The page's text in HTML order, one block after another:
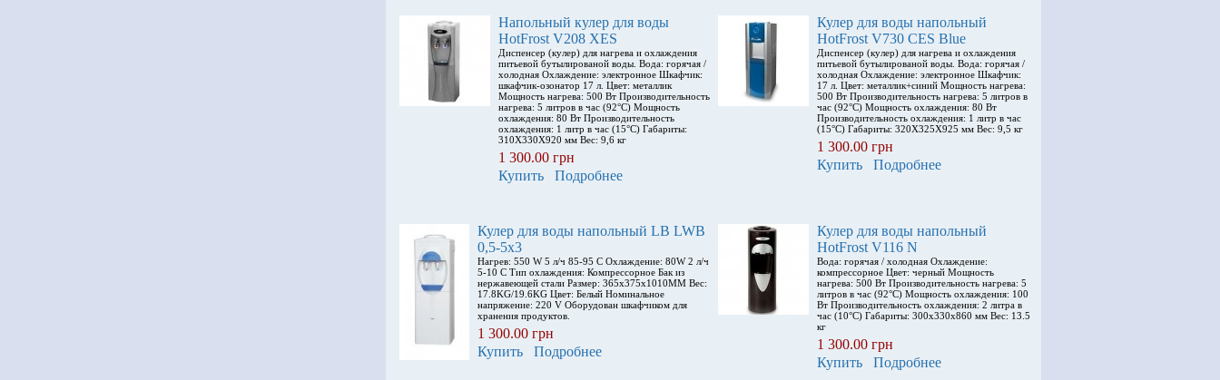
Напольный кулер для воды
HotFrost V208 XES
Диспенсер (кулер) для нагрева и охлаждения
питьевой бутылированой воды. Вода: горячая /
холодная Охлаждение: электронное Шкафчик:
шкафчик-озонатор 17 л. Цвет: металлик
Мощность нагрева: 500 Вт Производительность
нагрева: 5 литров в час (92°С) Мощность
охлаждения: 80 Вт Производительность
охлаждения: 1 литр в час (15°С) Габариты:
310X330X920 мм Вес: 9,6 кг
1 300.00 грн
Купить
Подробнее
Кулер для воды напольный
HotFrost V730 CES Blue
Диспенсер (кулер) для нагрева и охлаждения
питьевой бутылированой воды. Вода: горячая /
холодная Охлаждение: электронное Шкафчик:
17 л. Цвет: металлик+синий Мощность нагрева:
500 Вт Производительность нагрева: 5 литров в
час (92°С) Мощность охлаждения: 80 Вт
Производительность охлаждения: 1 литр в час
(15°С) Габариты: 320X325X925 мм Вес: 9,5 кг
1 300.00 грн
Купить
Подробнее
Кулер для воды напольный LB LWB
0,5-5x3
Нагрев: 550 W 5 л/ч 85-95 С Охлаждение: 80W 2 л/ч
5-10 С Тип охлаждения: Компрессорное Бак из
нержавеющей стали Размер: 365x375x1010MM Вес:
17.8KG/19.6KG Цвет: Белый Номинальное
напряжение: 220 V Оборудован шкафчиком для
хранения продуктов.
1 300.00 грн
Купить
Подробнее
Кулер для воды напольный
HotFrost V116 N
Вода: горячая / холодная Охлаждение:
компрессорное Цвет: черный Мощность
нагрева: 500 Вт Производительность нагрева: 5
литров в час (92°С) Мощность охлаждения: 100
Вт Производительность охлаждения: 2 литра в
час (10°С) Габариты: 300x330x860 мм Вес: 13.5
кг
1 300.00 грн
Купить
Подробнее